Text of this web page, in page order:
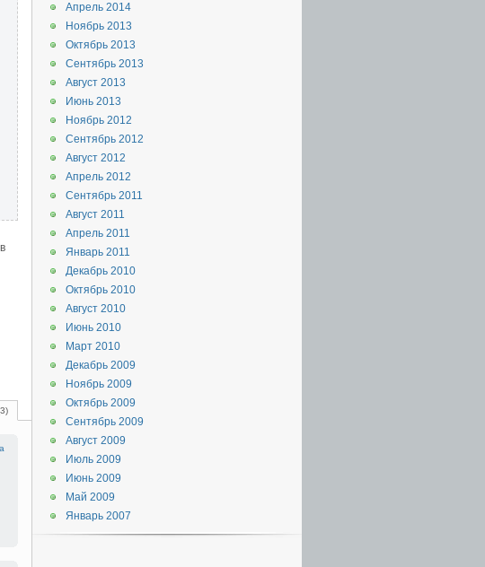
Апрель 2014
Ноябрь 2013
Октябрь 2013
Сентябрь 2013
Август 2013
Июнь 2013
Ноябрь 2012
Сентябрь 2012
Август 2012
Апрель 2012
Сентябрь 2011
Август 2011
Апрель 2011
Январь 2011
Декабрь 2010
Октябрь 2010
Август 2010
Июнь 2010
Март 2010
Декабрь 2009
Ноябрь 2009
Октябрь 2009
Сентябрь 2009
Август 2009
Июль 2009
Июнь 2009
Май 2009
Январь 2007